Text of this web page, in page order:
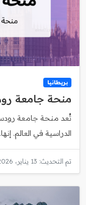
بريطانيا
منحة جامعة
تُعد منحة جامعة
الدراسية في العالم.
تم التحديث: 13 يناير، 2026